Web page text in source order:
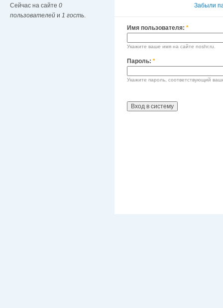
Сейчас на сайте 0
пользователей и 1 гость.
Забыли
Имя пользователя: *
Укажите ваше имя на сайте noshr.ru.
Пароль: *
Укажите пароль, соответствующий